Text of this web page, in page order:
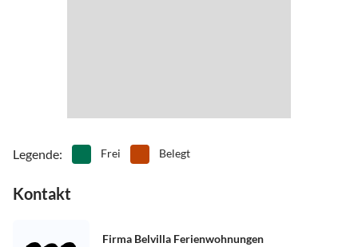
Legende: Frei Belegt
Kontakt
Firma Belvilla Ferienwohnungen